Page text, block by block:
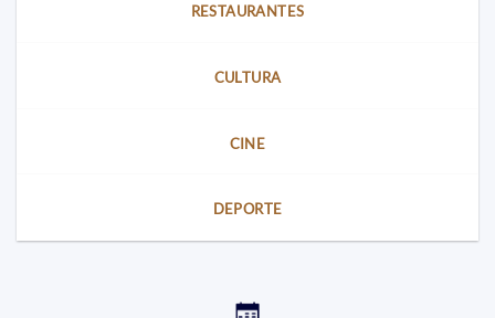
RESTAURANTES
CULTURA
CINE
DEPORTE